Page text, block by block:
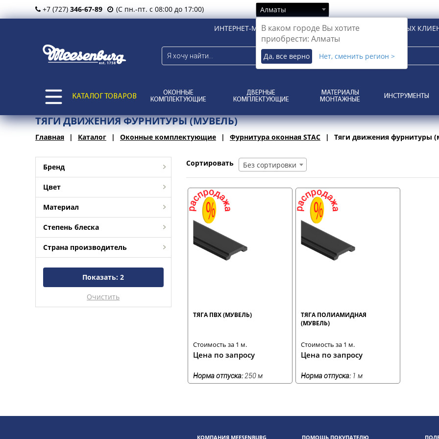
+7 (727) 346-67-89 (С пн.-пт. с 08:00 до 17:00) Алматы
В каком городе Вы хотите
приобрести: Алматы
Да, все верно Нет, сменить регион >
ИНТЕРНЕТ-МАГАЗИН ДЛЯ РОЗНИЧНЫХ И КОРПОРАТИВНЫХ
КАТАЛОГ ТОВАРОВ
ОКОННЫЕ
КОМПЛЕКТУЮЩИЕ
ДВЕРНЫЕ
КОМПЛЕКТУЮЩИЕ
МАТЕРИАЛЫ
МОНТАЖНЫЕ
ИНСТРУМЕНТЫ
ТЯГИ ДВИЖЕНИЯ ФУРНИТУРЫ (МУВЕЛЬ)
Главная Каталог Оконные комплектующие Фурнитура оконная STAC Тяги движения фурнитуры
Бренд
Цвет
Материал
Степень блеска
Страна производитель
Показать:2
Очистить
Сортировать Без сортировки
ТЯГА ПВХ (МУВЕЛЬ)
Стоимость за 1 м.
Цена по запросу
Норма отпуска:250 м
ТЯГА ПОЛИАМИДНАЯ
(МУВЕЛЬ)
Стоимость за 1 м.
Цена по запросу
Норма отпуска:1 м
КОМПАНИЯ MEESENBURG ПОМОЩЬ ПОКУПАТЕЛЮ